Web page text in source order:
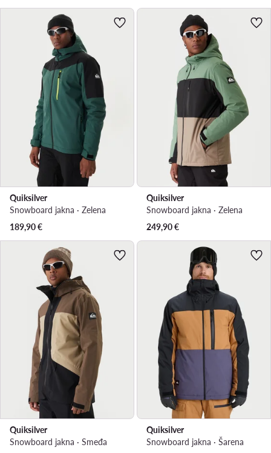
Quiksilver
Snowboard jakna · Zelena
189,90€
Quiksilver
Snowboard jakna · Zelena
249,90€
Quiksilver
Snowboard jakna · Smeđa
Quiksilver
Snowboard jakna · Šarena